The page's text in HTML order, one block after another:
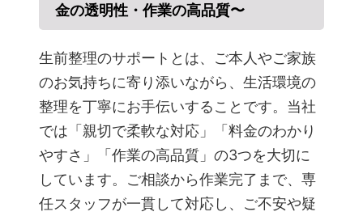
金の透明性・作業の高品質〜
生前整理のサポートとは、ご本人やご家族
のお気持ちに寄り添いながら、生活環境の
整理を丁寧にお手伝いすることです。当社
では「親切で柔軟な対応」「料金のわかり
やすさ」「作業の高品質」の3つを大切に
しています。ご相談から作業完了まで、専
任スタッフが一貫して対応し、ご不安や疑